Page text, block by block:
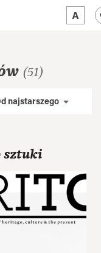
(51)
najstarszego
sztuki